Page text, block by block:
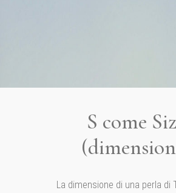
S come
La dimensione di una perla di